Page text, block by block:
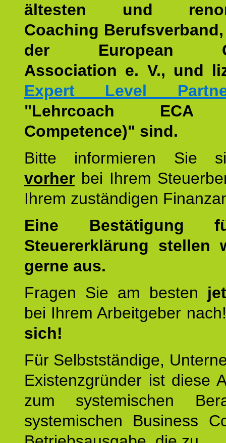
ältesten und
Coaching
der European
Association e. V., und
Expert Level
"Lehrcoach ECA
Competence)" sind.
Bitte informieren Sie
vorher bei Ihrem
Ihrem zuständigen
Eine Bestätigung
Steuererklärung stellen
gerne aus.
Fragen Sie am besten
bei Ihrem Arbeitgeber
sich!
Für Selbstständige,
Existenzgründer ist diese
zum systemischen
systemischen Business